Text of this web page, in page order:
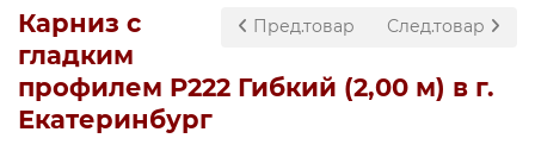
Пред.товар След.товар
Карниз с
гладким
профилем P222 Гибкий (2,00 м) в г.
Екатеринбург